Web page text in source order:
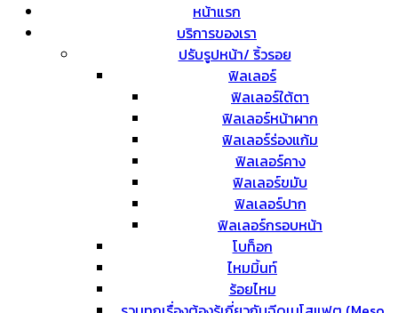
หน้าแรก
บริการของเรา
ปรับรูปหน้า/ ริ้วรอย
ฟิลเลอร์
ฟิลเลอร์ใต้ตา
ฟิลเลอร์หน้าผาก
ฟิลเลอร์ร่องแก้ม
ฟิลเลอร์คาง
ฟิลเลอร์ขมับ
ฟิลเลอร์ปาก
ฟิลเลอร์กรอบหน้า
โบท็อก
ไหมมิ้นท์
ร้อยไหม